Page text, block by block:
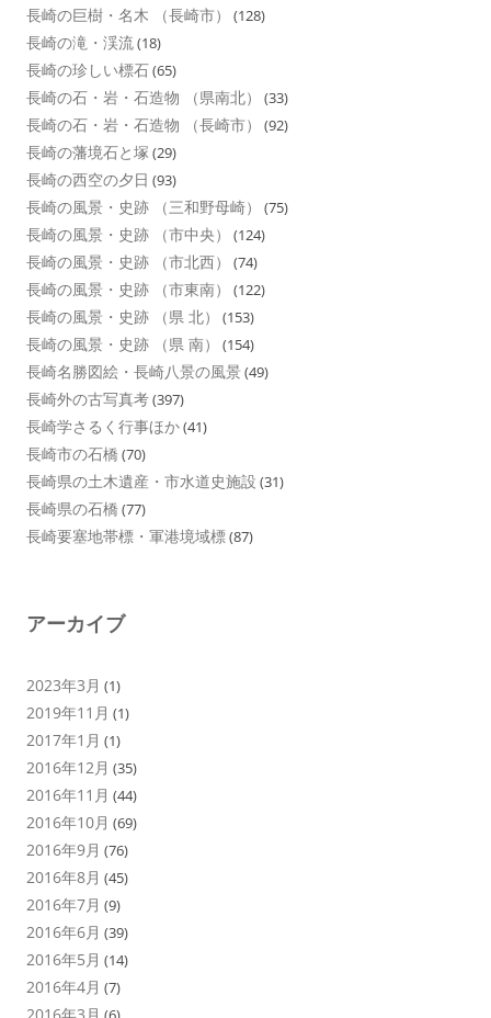
長崎の巨樹・名木 （長崎市） (128)
長崎の滝・渓流(18)
長崎の珍しい標石(65)
長崎の石・岩・石造物 （県南北） (33)
長崎の石・岩・石造物 （長崎市） (92)
長崎の藩境石と塚 (29)
長崎の西空の夕日 (93)
長崎の風景・史跡 （三和野母崎） (75)
長崎の風景・史跡 （市中央） (124)
長崎の風景・史跡 （市北西） (74)
長崎の風景・史跡 （市東南） (122)
長崎の風景・史跡 （県 北） (153)
長崎の風景・史跡 （県 南） (154)
長崎名勝図絵・長崎八景の風景 (49)
長崎外の古写真考(397)
長崎学さるく行事ほか(41)
長崎市の石橋 (70)
長崎県の土木遺産・市水道史施設 (31)
長崎県の石橋 (77)
長崎要塞地帯標・軍港境域標(87)
アーカイブ
2023年3月 (1)
2019年11月 (1)
2017年1月 (1)
2016年12月 (35)
2016年11月 (44)
2016年10月 (69)
2016年9月 (76)
2016年8月 (45)
2016年7月 (9)
2016年6月 (39)
2016年5月 (14)
2016年4月 (7)